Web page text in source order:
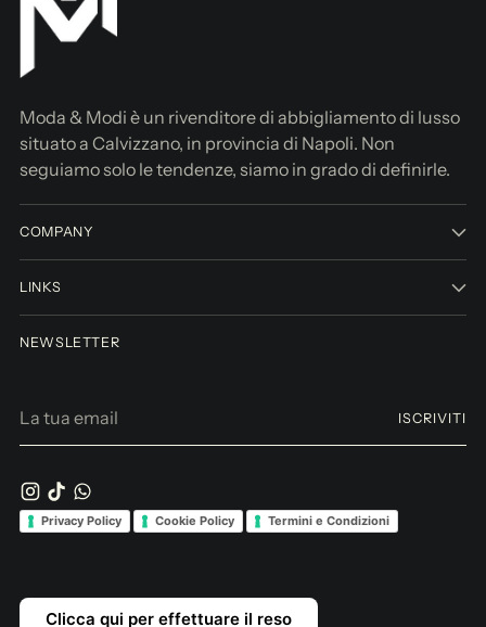
Moda & Modi è un rivenditore di abbigliamento di lusso
situato a Calvizzano, in provincia di Napoli. Non
seguiamo solo le tendenze, siamo in grado di definirle.
COMPANY
LINKS
NEWSLETTER
tua
ISCRIVITI
Privacy Policy Cookie Policy Termini e Condizioni
Clicca qui per effettuare il reso